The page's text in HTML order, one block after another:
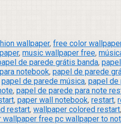
wallpaper, free color
, music wallpaper free,
de parede grátis banda,
notebook, papel de parede
papel de parede música, papel de
, papel de parede para note
, paper wall notebook, restart,
restart, wallpaper colored restart,
free pc wallpaper to